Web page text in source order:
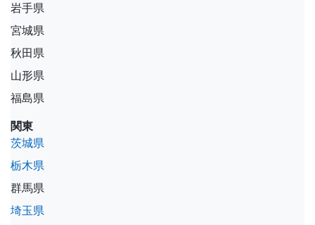
岩手県
宮城県
秋田県
山形県
福島県
関東
茨城県
栃木県
群馬県
埼玉県